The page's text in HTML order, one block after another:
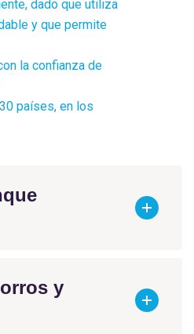
dado que utiliza
y que permite
la confianza de
países, en los
y